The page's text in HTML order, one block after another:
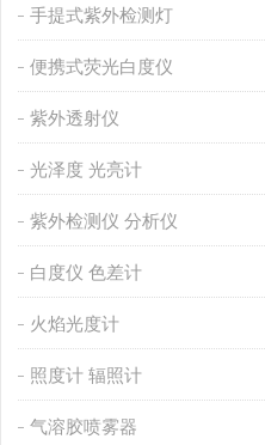
手提式紫外检测灯
便携式荧光白度仪
紫外透射仪
光泽度 光亮计
紫外检测仪 分析仪
白度仪 色差计
火焰光度计
照度计 辐照计
气溶胶喷雾器